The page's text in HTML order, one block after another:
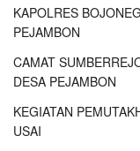
KAPOLRES
PEJAMBON
CAMAT
DESA PEJAMBON
KEGIATAN
USAI